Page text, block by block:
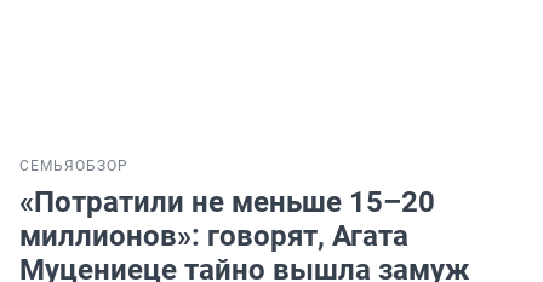
СЕМЬЯ ОБЗОР
«Потратили не меньше 15–20
миллионов»: говорят, Агата
Муцениеце тайно вышла замуж